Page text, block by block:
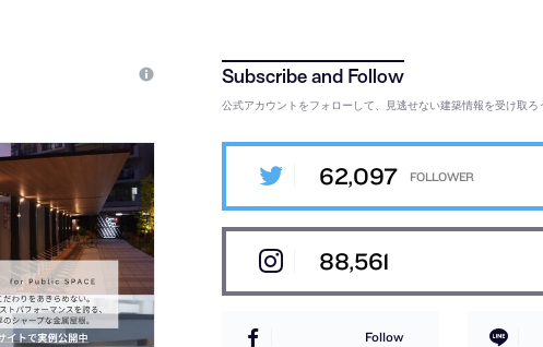
公式アカウントをフォローして、見逃せない建築情報を受け取ろ
62,097
88,561
Follow